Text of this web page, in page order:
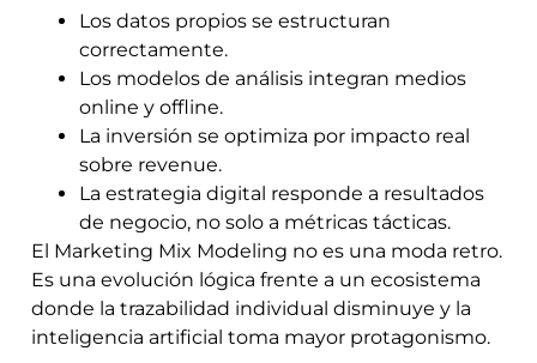
Los datos propios se estructuran
correctamente.
Los modelos de análisis integran medios
online y offline.
La inversión se optimiza por impacto real
sobre revenue.
La estrategia digital responde a resultados
de negocio, no solo a métricas tácticas.
El Marketing Mix Modeling no es una moda retro.
Es una evolución lógica frente a un ecosistema
donde la trazabilidad individual disminuye y la
inteligencia artificial toma mayor protagonismo.